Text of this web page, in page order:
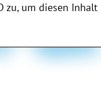
zu, um diesen Inhalt